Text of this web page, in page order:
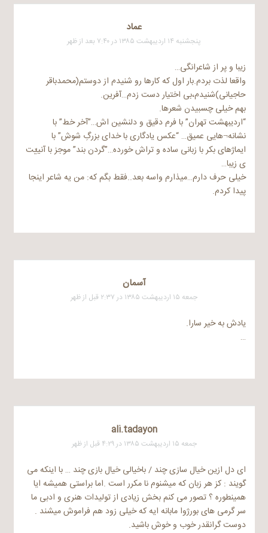
عماد
پنجشنبه ۱۴ اردیبهشت ۱۳۸۵ در ۷:۴۰ بعد از ظهر
زیبا و پر از شاعرانگی…
واقعا لذت بردم.بار اول که کارها رو شنیدم از دوستم(محمدباقر
حاجیانی)شنیدم،بی اختیار دست زدم…آفرین.
بهم خیلی چسبیدن شعرها.
“اردیبهشت تهران” با فرم دقیق و دلنشین اش…”آخر خط” با
نشانه¬هایی عمیق… “عکس یادگاری با خدای بزرگِ شوش” با
ایماژهای بکر با زبانی ساده و تراش خورده…”گردن بند” موجز با آنییّت
ی زیبا…
خیلی حرف دارم…میذارم واسه بعد..فقط بگم که: من یه شاعر اینجا
پیدا کردم.
آسمان
جمعه ۱۵ اردیبهشت ۱۳۸۵ در ۲:۳۷ قبل از ظهر
یادش به خیر سارا.
…
ali.tadayon
جمعه ۱۵ اردیبهشت ۱۳۸۵ در ۴:۲۹ قبل از ظهر
ای دل ازین خیال سازی چند / باخیالی خیال بازی چند … با اینکه می
گویند : کز هر زبان که میشنوم نا مکرر است .اما براستی همیشه ایا
همینطوره ؟ تصور می کنم بخش زیادی از تولیدات هنری و ادبی ما
سر گرمی های بورژوا مابانه ایه که خیلی زود هم فراموش میشند .
دوست گرانقدر خوب و خوش باشید.